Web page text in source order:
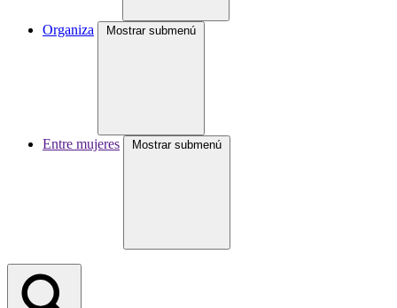
Organiza Mostrar submenú
Entre mujeres Mostrar submenú